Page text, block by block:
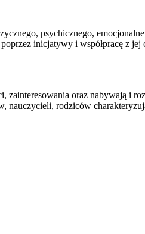
psychicznego,
inicjatywy i współpracę z
zainteresowania oraz nabywają i
nauczycieli, rodziców